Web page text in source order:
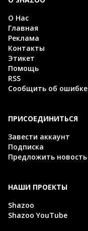
О Нас
Главная
Реклама
Контакты
Этикет
Помощь
RSS
Сообщить об ошибке
ПРИСОЕДИНИТЬСЯ
Завести аккаунт
Подписка
Предложить новость
НАШИ ПРОЕКТЫ
Shazoo
Shazoo YouTube